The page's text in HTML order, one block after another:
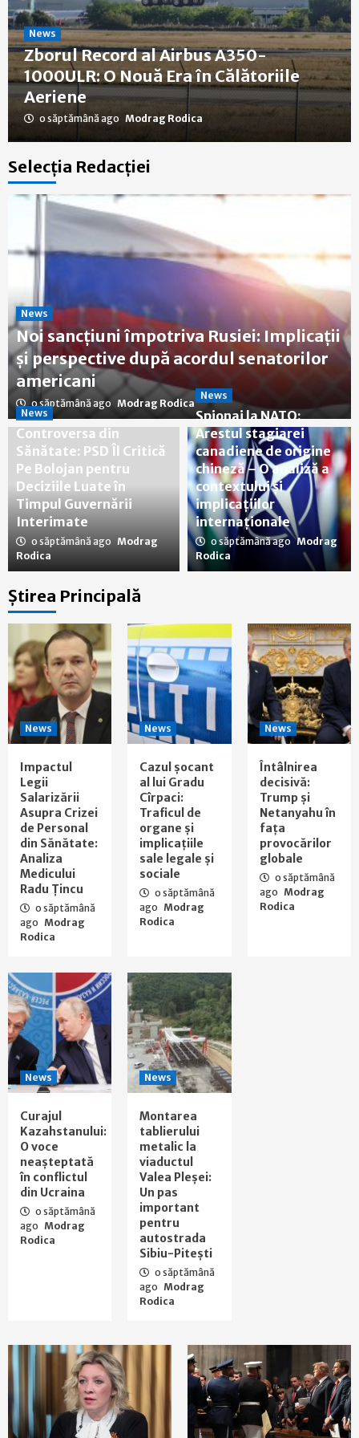
News
Zborul Record al Airbus A350-
1000ULR: O Nouă Era în Călătoriile
Aeriene
o săptămână ago Modrag Rodica
Selecția Redacției
News
Noi sancțiuni împotriva Rusiei: Implicații
și perspective după acordul senatorilor
americani
o săptămână ago Modrag Rodica
News
Controversa din
Sănătate: PSD Îl Critică
Pe Bolojan pentru
Deciziile Luate în
Timpul Guvernării
Interimate
o săptămână ago Modrag
Rodica
News
Spionaj la NATO:
Arestul stagiarei
canadiene de origine
chineză – O analiză a
contextului și
implicațiilor
internaționale
o săptămână ago Modrag
Rodica
Știrea Principală
News
Impactul
Legii
Salarizării
Asupra Crizei
de Personal
din Sănătate:
Analiza
Medicului
Radu Țincu
o săptămână
ago Modrag
Rodica
News
Cazul şocant
al lui Gradu
Cîrpaci:
Traficul de
organe şi
implicaţiile
sale legale şi
sociale
o săptămână
ago Modrag
Rodica
News
Întâlnirea
decisivă:
Trump și
Netanyahu în
fața
provocărilor
globale
o săptămână
ago Modrag
Rodica
News
Curajul
Kazahstanului:
O voce
neașteptată
în conflictul
din Ucraina
o săptămână
ago Modrag
Rodica
News
Montarea
tablierului
metalic la
viaductul
Valea Pleșei:
Un pas
important
pentru
autostrada
Sibiu-Pitești
o săptămână
ago Modrag
Rodica